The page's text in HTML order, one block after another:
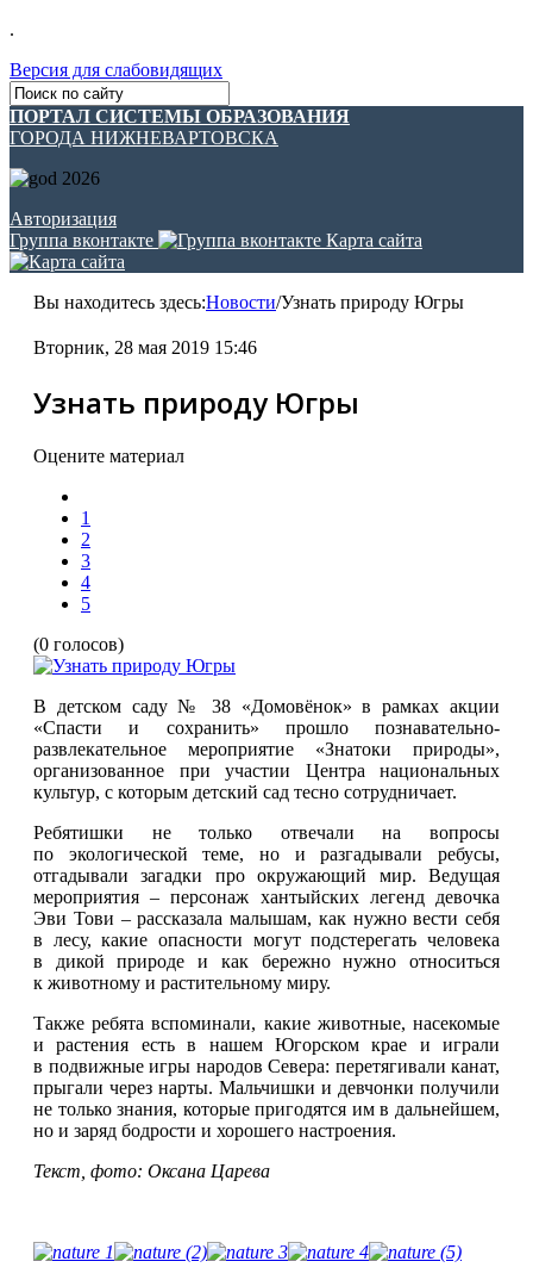
.
Версия для слабовидящих
ПОРТАЛ СИСТЕМЫ ОБРАЗОВАНИЯ
ГОРОДА НИЖНЕВАРТОВСКА
Авторизация
Группа вконтакте
Карта сайта
Вы находитесь здесь:Новости/Узнать природу Югры
Вторник, 28 мая 2019 15:46
Узнать природу Югры
Оцените материал
1
2
3
4
5
(0 голосов)
В детском саду № 38 «Домовёнок» в рамках акции
«Спасти и сохранить» прошло познавательно-
развлекательное мероприятие «Знатоки природы»,
организованное при участии Центра национальных
культур, с которым детский сад тесно сотрудничает.
Ребятишки не только отвечали на вопросы
по экологической теме, но и разгадывали ребусы,
отгадывали загадки про окружающий мир. Ведущая
мероприятия – персонаж хантыйских легенд девочка
Эви Тови – рассказала малышам, как нужно вести себя
в лесу, какие опасности могут подстерегать человека
в дикой природе и как бережно нужно относиться
к животному и растительному миру.
Также ребята вспоминали, какие животные, насекомые
и растения есть в нашем Югорском крае и играли
в подвижные игры народов Севера: перетягивали канат,
прыгали через нарты. Мальчишки и девчонки получили
не только знания, которые пригодятся им в дальнейшем,
но и заряд бодрости и хорошего настроения.
Текст, фото: Оксана Царева